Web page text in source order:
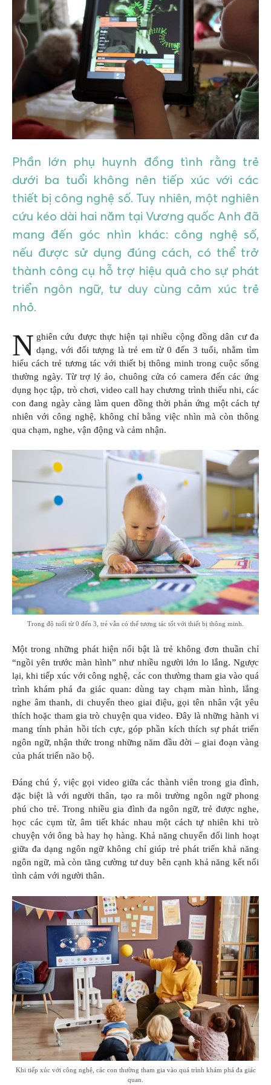
GIÁO DỤC
KỲ NGHỈ & ĐIỂM ĐẾN
QUÀ TẶNG & SỰ KIỆN
LIÊN HỆ
Phần lớn phụ huynh đồng tình rằng trẻ
dưới ba tuổi không nên tiếp xúc với các
thiết bị công nghệ số. Tuy nhiên, một nghiên
cứu kéo dài hai năm tại Vương quốc Anh đã
mang đến góc nhìn khác: công nghệ số,
nếu được sử dụng đúng cách, có thể trở
thành công cụ hỗ trợ hiệu quả cho sự phát
triển ngôn ngữ, tư duy cùng cảm xúc trẻ
nhỏ.
N ghiên cứu được thực hiện tại nhiều cộng đồng dân cư đa
dạng, với đối tượng là trẻ em từ 0 đến 3 tuổi, nhằm tìm
hiểu cách trẻ tương tác với thiết bị thông minh trong cuộc sống
thường ngày. Từ trợ lý ảo, chuông cửa có camera đến các ứng
dụng học tập, trò chơi, video call hay chương trình thiếu nhi, các
con đang ngày càng làm quen đồng thời phản ứng một cách tự
nhiên với công nghệ, không chỉ bằng việc nhìn mà còn thông
qua chạm, nghe, vận động và cảm nhận.
Trong độ tuổi từ 0 đến 3, trẻ vẫn có thể tương tác tốt với thiết bị thông minh.
Một trong những phát hiện nổi bật là trẻ không đơn thuần chỉ
“ngồi yên trước màn hình” như nhiều người lớn lo lắng. Ngược
lại, khi tiếp xúc với công nghệ, các con thường tham gia vào quá
trình khám phá đa giác quan: dùng tay chạm màn hình, lắng
nghe âm thanh, di chuyển theo giai điệu, gọi tên nhân vật yêu
thích hoặc tham gia trò chuyện qua video. Đây là những hành vi
mang tính phản hồi tích cực, góp phần kích thích sự phát triển
ngôn ngữ, nhận thức trong những năm đầu đời – giai đoạn vàng
của phát triển não bộ.
Đáng chú ý, việc gọi video giữa các thành viên trong gia đình,
đặc biệt là với người thân, tạo ra môi trường ngôn ngữ phong
phú cho trẻ. Trong nhiều gia đình đa ngôn ngữ, trẻ được nghe,
học các cụm từ, âm tiết khác nhau một cách tự nhiên khi trò
chuyện với ông bà hay họ hàng. Khả năng chuyển đổi linh hoạt
giữa đa dạng ngôn ngữ không chỉ giúp trẻ phát triển khả năng
ngôn ngữ, mà còn tăng cường tư duy bên cạnh khả năng kết nối
tình cảm với người thân.
Khi tiếp xúc với công nghệ, các con thường tham gia vào quá trình khám phá đa giác
quan.